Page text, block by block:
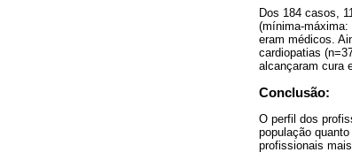
Dos 184 casos,
(mínima-máxima:
eram médicos.
cardiopatias
alcançaram cura
Conclusão:
O perfil dos
população
profissionais